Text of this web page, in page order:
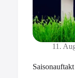
11.